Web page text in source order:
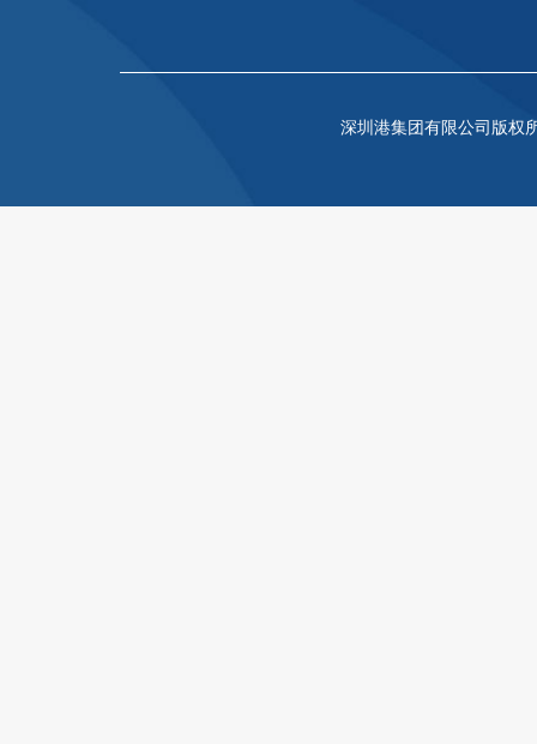
深圳港集团有限公司版权